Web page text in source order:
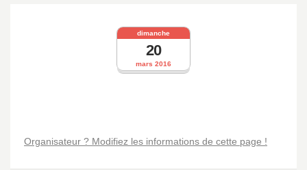
mars 2016
dimanche
20
Organisateur ? Modifiez les informations de cette page !